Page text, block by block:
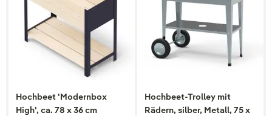
Hochbeet 'Modernbox
High', ca. 78 x 36 cm
Hochbeet-Trolley mit
Rädern, silber, Metall, 75 x